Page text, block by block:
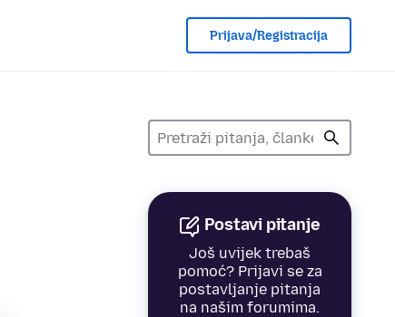
Prijava/Registracija
Postavi pitanje
Još uvijek trebaš
pomoć? Prijavi se za
postavljanje pitanja
na našim forumima.